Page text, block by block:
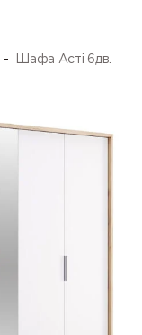
Шафа Асті 6дв.